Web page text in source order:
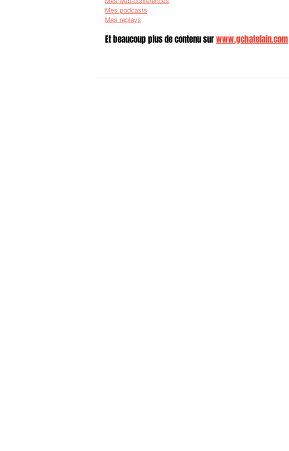
Mes podcasts
Mes replays
Et beaucoup plus de contenu sur www.gchatelain.com